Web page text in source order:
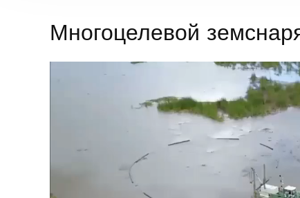
Многоцелевой